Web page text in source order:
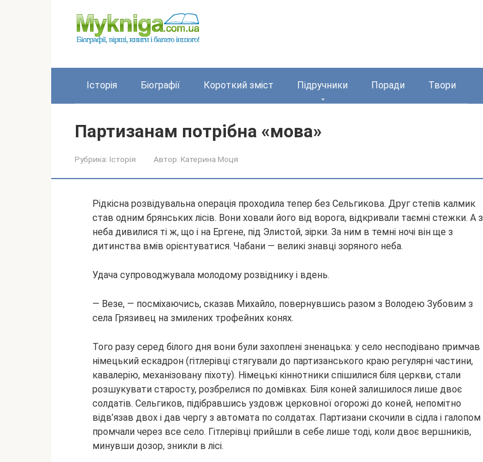
Історія Біографії Короткий зміст Підручники Поради Твори
Партизанам потрібна «мова»
Рубрика: Історія Автор: Катерина Моця
Рідкісна розвідувальна операція проходила тепер без Сельгикова. Друг степів калмик
став одним брянських лісів. Вони ховали його від ворога, відкривали таємні стежки. А з
неба дивилися ті ж, що і на Ергене, під Элистой, зірки. За ним в темні ночі він ще з
дитинства вмів орієнтуватися. Чабани — великі знавці зоряного неба.
Удача супроводжувала молодому розвіднику і вдень.
— Везе, — посміхаючись, сказав Михайло, повернувшись разом з Володею Зубовим з
села Грязивец на змилених трофейних конях.
Того разу серед білого дня вони були захоплені зненацька: у село несподівано примчав
німецький ескадрон (гітлерівці стягували до партизанського краю регулярні частини,
кавалерію, механізовану піхоту). Німецькі кіннотники спішилися біля церкви, стали
розшукувати старосту, розбрелися по домівках. Біля коней залишилося лише двоє
солдатів. Сельгиков, підібравшись уздовж церковної огорожі до коней, непомітно
відв’язав двох і дав чергу з автомата по солдатах. Партизани скочили в сідла і галопом
промчали через все село. Гітлерівці прийшли в себе лише тоді, коли двоє вершників,
минувши дозор, зникли в лісі.